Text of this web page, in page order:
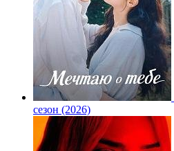
сезон (2026)